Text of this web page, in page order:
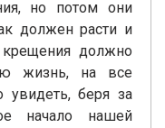
но потом они
должен расти и
крещения должно
жизнь, на все
беря за
начало нашей